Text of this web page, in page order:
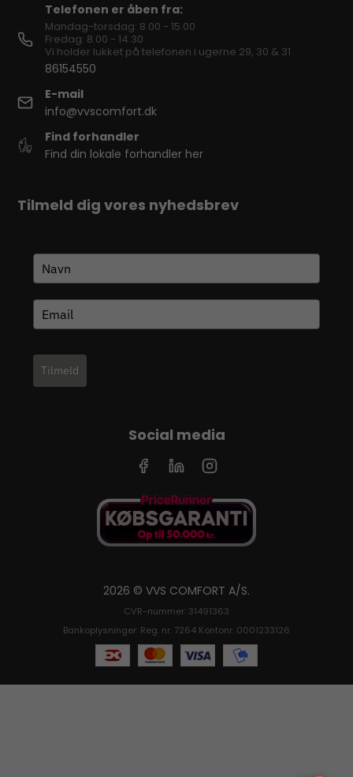
Telefonen er åben fra:
Mandag-torsdag: 8.00 - 15.00
Fredag: 8.00 - 14.30
Vi holder lukket på telefonen i ugerne 29, 30 & 31
86154550
E-mail
info@vvscomfort.dk
Find forhandler
Find din lokale forhandler her
Tilmeld dig vores nyhedsbrev
Tilmeld
Social media
2026 © VVS COMFORT A/S.
CVR-nummer: 31491363
Bankoplysninger: Reg. nr. 7264 Kontonr. 0001233126